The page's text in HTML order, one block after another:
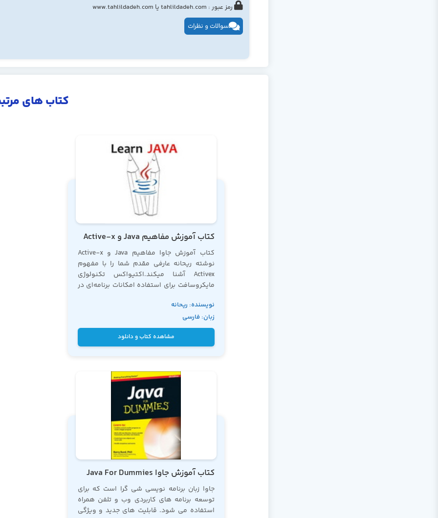
رمز عبور : tahlildadeh.com یا www.tahlildadeh.com
سوالات و نظرات
کتاب های
کتاب آموزش مفاهیم Java و Active-x
کتاب آموزش جاوا مفاهیم Java و Active-x
نوشته ریحانه عارفی مقدم شما را با مفهوم
Activex آشنا میکند.اکتیواکس تکنولوژی
مایکروسافت برای استفاده امکانات برنامه‌ای در
تکنولوژی کافیست کتاب آموزش جاوا معرفی
شده را مطالعه کنید.
نویسنده: ریحانه
عارفی مقدم
زبان: فارسی
مشاهده کتاب و دانلود
کتاب آموزش جاوا Java For Dummies
جاوا زبان برنامه نویسی شی گرا است که برای
توسعه برنامه های کاربردی وب و تلفن همراه
استفاده می شود. قابلیت های جدید و ویژگی